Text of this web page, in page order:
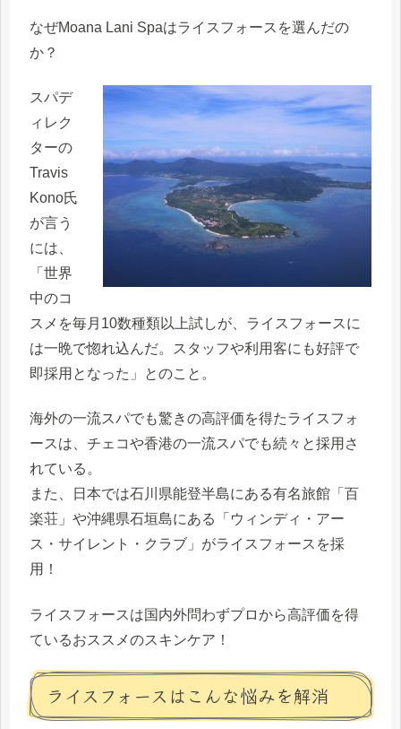
なぜMoana Lani Spaはライスフォースを選んだの
か？
スパデ
ィレク
ターの
Travis
Kono氏
が言う
には、
「世界
中のコ
スメを毎月10数種類以上試しが、ライスフォースに
は一晩で惚れ込んだ。スタッフや利用客にも好評で
即採用となった」とのこと。
海外の一流スパでも驚きの高評価を得たライスフォ
ースは、チェコや香港の一流スパでも続々と採用さ
れている。
また、日本では石川県能登半島にある有名旅館「百
楽荘」や沖縄県石垣島にある「ウィンディ・アー
ス・サイレント・クラブ」がライスフォースを採
用！
ライスフォースは国内外問わずプロから高評価を得
ているおススメのスキンケア！
ライスフォースはこんな悩みを解消